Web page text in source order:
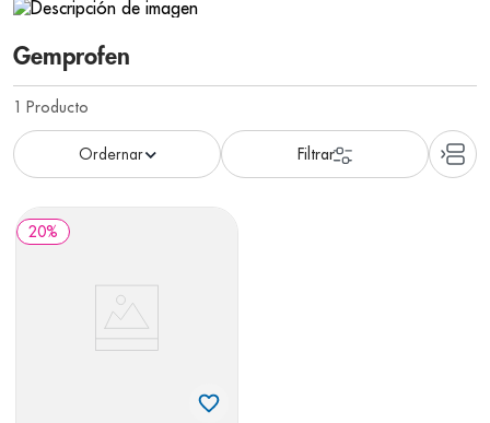
Gemprofen
1 Producto
20%
1. protector solar
2. pañales
3. eucerin
4. cerave
nivea
6. shampoo
7.
pediasure
desodorante